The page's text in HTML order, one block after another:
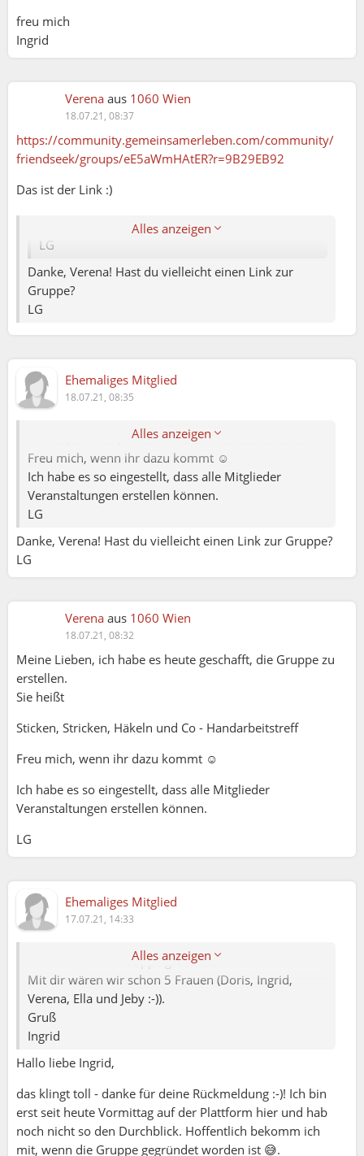
freu mich
Ingrid
Verena aus 1060 Wien
18.07.21, 08:37
https://community.gemeinsamerleben.com/community/
friendseek/groups/eE5aWmHAtER?r=9B29EB92
Das ist der Link :)
Alles anzeigen
Ella (18.07.2021 08:35):
Verena (18.07.2021 08:32):
Meine Lieben, ich habe es heute geschafft, die
Sie heißt
Sticken, Stricken, Häkeln und Co -
Handarbeitstreff
Freu mich, wenn ihr dazu kommt ☺️
Ich habe es so eingestellt, dass alle Mitglieder
LG
Danke, Verena! Hast du vielleicht einen Link zur
Gruppe?
LG
Ehemaliges Mitglied
18.07.21, 08:35
Alles anzeigen
Verena (18.07.2021 08:32):
Meine Lieben, ich habe es heute geschafft, die
Gruppe zu erstellen.
Sticken, Stricken, Häkeln und Co - Handarbeitstreff
Freu mich, wenn ihr dazu kommt ☺️
Ich habe es so eingestellt, dass alle Mitglieder
Veranstaltungen erstellen können.
LG
Danke, Verena! Hast du vielleicht einen Link zur Gruppe?
LG
Verena aus 1060 Wien
18.07.21, 08:32
Meine Lieben, ich habe es heute geschafft, die Gruppe zu
erstellen.
Sie heißt
Sticken, Stricken, Häkeln und Co - Handarbeitstreff
Freu mich, wenn ihr dazu kommt ☺️
Ich habe es so eingestellt, dass alle Mitglieder
Veranstaltungen erstellen können.
LG
Ehemaliges Mitglied
17.07.21, 14:33
Alles anzeigen
Ingrid (17.07.2021 14:27):
Ella (17.07.2021 13:59):
Hallo, gibt es schon eine Gruppe und/oder einen
Termin? Ich wäre gerne dabei :-)
Verena will eine Gruppe gründen.
Mit dir wären wir schon 5 Frauen (Doris, Ingrid,
Verena, Ella und Jeby :-)).
Gruß
Ingrid
Hallo liebe Ingrid,
das klingt toll - danke für deine Rückmeldung :-)! Ich bin
erst seit heute Vormittag auf der Plattform hier und hab
noch nicht so den Durchblick. Hoffentlich bekomm ich
mit, wenn die Gruppe gegründet worden ist 😅.